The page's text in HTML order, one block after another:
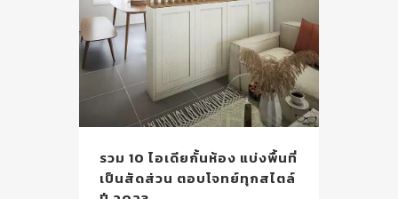
รวม 10 ไอเดียกั้นห้อง แบ่งพื้นที่
เป็นสัดส่วน ตอบโจทย์ทุกสไตล์